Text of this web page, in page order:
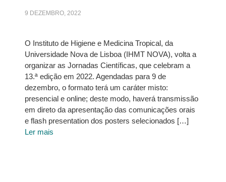
9 DEZEMBRO, 2022
O Instituto de Higiene e Medicina Tropical, da
Universidade Nova de Lisboa (IHMT NOVA), volta a
organizar as Jornadas Científicas, que celebram a
13.ª edição em 2022. Agendadas para 9 de
dezembro, o formato terá um caráter misto:
presencial e online; deste modo, haverá transmissão
em direto da apresentação das comunicações orais
e flash presentation dos posters selecionados […]
Ler mais